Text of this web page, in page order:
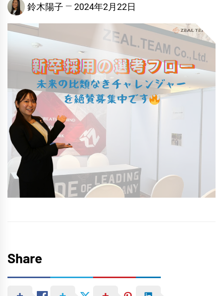
鈴木陽子 2024年2月22日
Share